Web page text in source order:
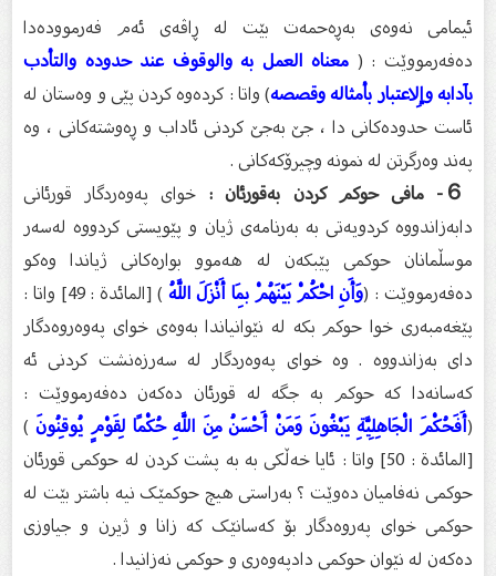
ئیمامی نەوەی بەڕەحمەت بێت لە ڕاڤەی ئەم فەرموودەدا
دەفەرمووێت : ( معناه العمل به والوقوف عند حدوده والتأدب
بآدابه وإِلاعتبار بأمثاله وقصصه) واتا : کردەوە کردن پێی و وەستان لە
ئاست حدودەکانی دا ، جێ بەجێ کردنی ئاداب و ڕەوشتەکانی ، وە
پەند وەرگرتن لە نمونە وچیرۆکەکانی .
６- مافی حوکم کردن بەقورئان :
خوای پەوەردگار قورئانی
دابەزاندووە کردویەتی بە بەرنامەی ژیان و پێویستی کردووە لەسەر
موسڵمانان حوكمی پێبکەن لە هەموو بوارەکانی ژیاندا وەکو
دەفەرمووێت : ( وَأَنِ احْكُمْ بَيْنَهُمْ بِمَا أَنْزَلَ اللَّهُ
) [المائدة : 49] واتا :
پێغەمبەری خوا حوکم بکە لە نێوانیاندا بەوەی خوای پەوەروەدگار
دای بەزاندووە . وە خوای پەوەردگار لە سەرزەنشت کردنی ئە
کەسانەدا کە حوکم بە جگە لە قورئان دەکەن دەفەرمووێت :
أَفَحُكْمَ الْجَاهِلِيَّةِ يَبْغُونَ وَمَنْ أَحْسَنُ مِنَ اللَّهِ حُكْمًا لِقَوْمٍ يُوقِنُونَ )
[المائدة : 50] واتا : ئایا خەڵکی بە بە پشت کردن لە حوکمی قورئان
حوکمی نەفامیان دەوێت ؟ بەراستی هیچ حوکمێک نیە باشتر بێت لە
حوکمی خوای پەروەدگار بۆ کەسانێک کە زانا و ژیرن و جیاوزی
دەکەن لە نێوان حوکمی دادپەوەری و حوکمی نەزانیدا .